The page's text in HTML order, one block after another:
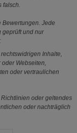
Bewertungen. Jede
geprüft und nur
Inhalte,
Webseiten,
oder vertraulichen
oder geltendes
oder nachträglich